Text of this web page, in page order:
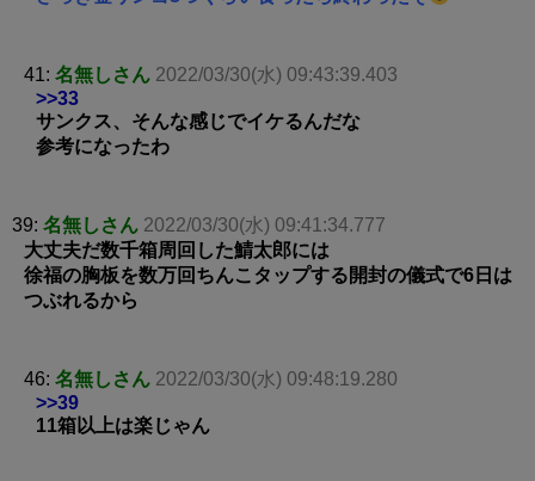
41: 名無しさん 2022/03/30(水) 09:43:39.403
>>33
サンクス、そんな感じでイケるんだな
参考になったわ
39: 名無しさん 2022/03/30(水) 09:41:34.777
大丈夫だ数千箱周回した鯖太郎には
徐福の胸板を数万回ちんこタップする開封の儀式で6日は
つぶれるから
46: 名無しさん 2022/03/30(水) 09:48:19.280
>>39
11箱以上は楽じゃん